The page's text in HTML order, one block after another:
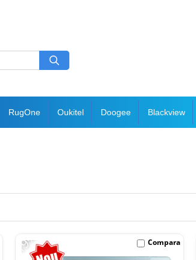
RugOne Oukitel Doogee Blackview
-19% Compara